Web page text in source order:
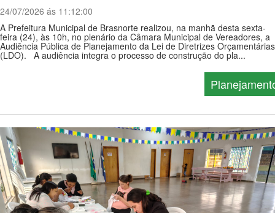
24/07/2026 ás 11:12:00
A Prefeitura Municipal de Brasnorte realizou, na manhã desta sexta-
feira (24), às 10h, no plenário da Câmara Municipal de Vereadores, a
Audiência Pública de Planejamento da Lei de Diretrizes Orçamentárias
(LDO). A audiência integra o processo de construção do pla...